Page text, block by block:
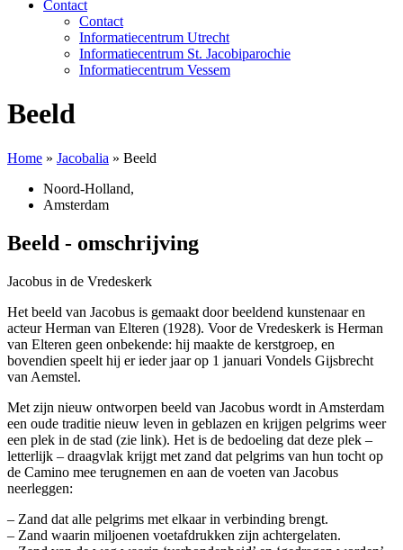
Contact
Contact
Informatiecentrum Utrecht
Informatiecentrum St. Jacobiparochie
Informatiecentrum Vessem
Beeld
Home » Jacobalia » Beeld
Noord-Holland,
Amsterdam
Beeld - omschrijving
Jacobus in de Vredeskerk
Het beeld van Jacobus is gemaakt door beeldend kunstenaar en
acteur Herman van Elteren (1928). Voor de Vredeskerk is Herman
van Elteren geen onbekende: hij maakte de kerstgroep, en
bovendien speelt hij er ieder jaar op 1 januari Vondels Gijsbrecht
van Aemstel.
Met zijn nieuw ontworpen beeld van Jacobus wordt in Amsterdam
een oude traditie nieuw leven in geblazen en krijgen pelgrims weer
een plek in de stad (zie link). Het is de bedoeling dat deze plek –
letterlijk – draagvlak krijgt met zand dat pelgrims van hun tocht op
de Camino mee terugnemen en aan de voeten van Jacobus
neerleggen:
– Zand dat alle pelgrims met elkaar in verbinding brengt.
– Zand waarin miljoenen voetafdrukken zijn achtergelaten.